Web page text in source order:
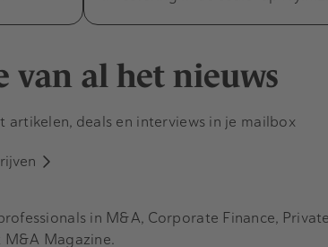
van al het nieuws
artikelen, deals en interviews in je mailbox
in M&A, Corporate Finance,
M&A Magazine.